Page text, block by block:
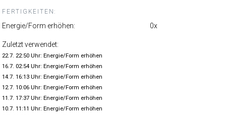
FERTIGKEITEN:
Energie/Form erhöhen: 0x
Zuletzt verwendet:
22.7. 22:50 Uhr: Energie/Form erhöhen
16.7. 02:54 Uhr: Energie/Form erhöhen
14.7. 16:13 Uhr: Energie/Form erhöhen
12.7. 10:06 Uhr: Energie/Form erhöhen
11.7. 17:37 Uhr: Energie/Form erhöhen
10.7. 11:11 Uhr: Energie/Form erhöhen